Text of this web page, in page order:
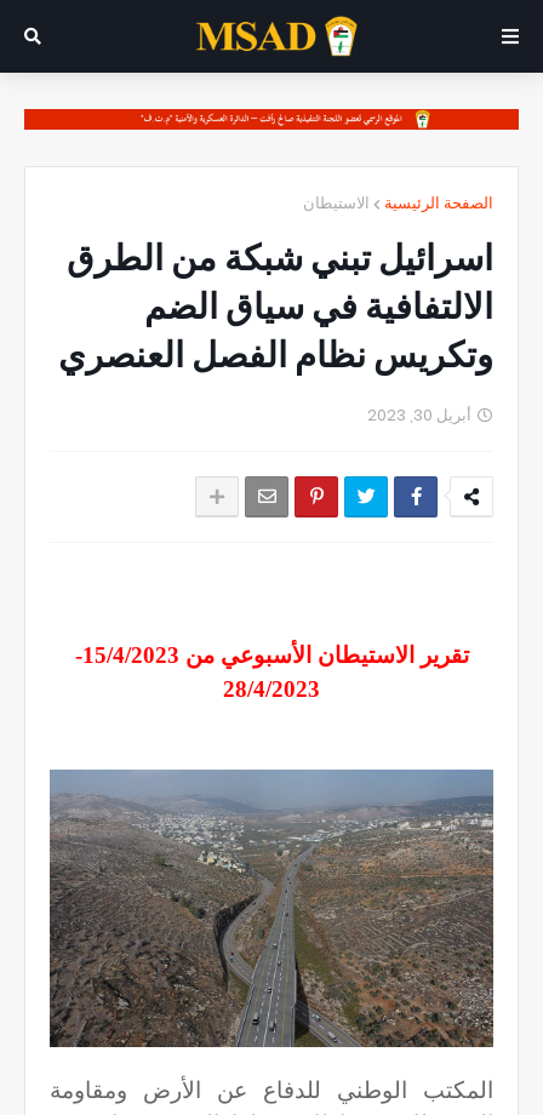
الصفحة الرئيسية الاستيطان
اسرائيل تبني شبكة من الطرق
الالتفافية في سياق الضم
وتكريس نظام الفصل العنصري
أبريل 30, 2023
تقرير الاستيطان الأسبوعي من 15/4/2023-
28/4/2023
المكتب الوطني للدفاع عن الأرض ومقاومة